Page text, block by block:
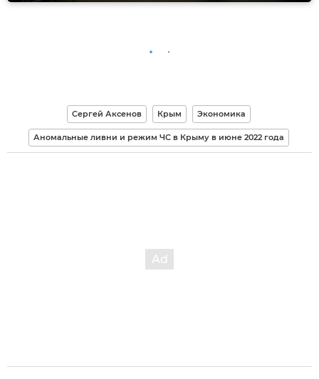
Сергей Аксенов Крым Экономика
Аномальные ливни и режим ЧС в Крыму в июне 2022 года